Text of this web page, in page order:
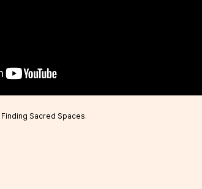
Finding Sacred Spaces.